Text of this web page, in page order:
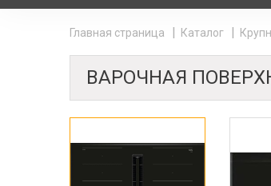
Главная страница Каталог
ВАРОЧНАЯ